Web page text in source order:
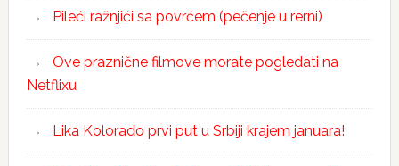
Pileći ražnjići sa povrćem (pečenje u rerni)
Ove praznične filmove morate pogledati na
Netflixu
Lika Kolorado prvi put u Srbiji krajem januara!